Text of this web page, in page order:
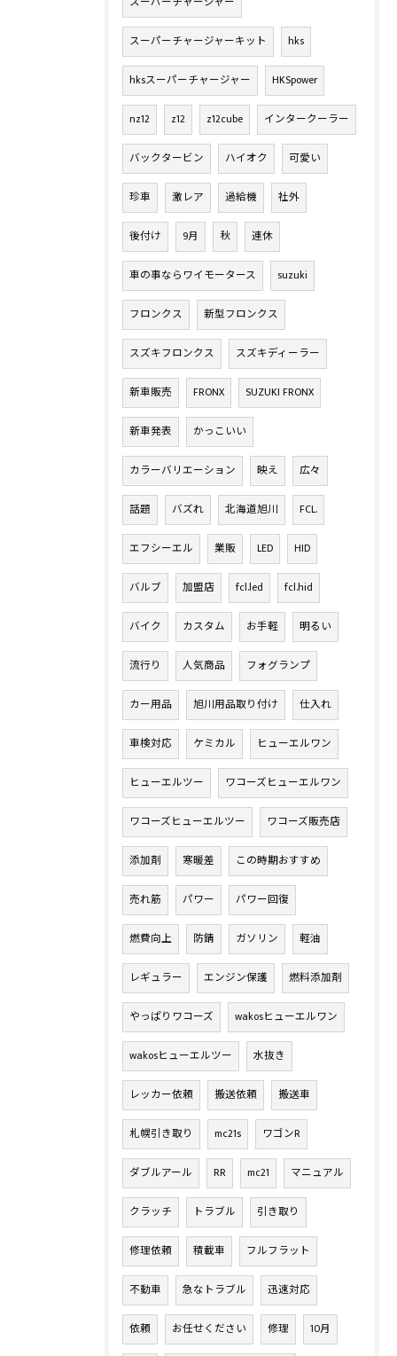
スーパーチャージャーキット hks
hksスーパーチャージャー HKSpower
nz12 z12 z12cube インタークーラー
バックタービン ハイオク 可愛い
珍車 激レア 過給機 社外
後付け 9月 秋 連休
車の事ならワイモータース suzuki
フロンクス 新型フロンクス
スズキフロンクス スズキディーラー
新車販売 FRONX SUZUKI FRONX
新車発表 かっこいい
カラーバリエーション 映え 広々
話題 バズれ 北海道旭川 FCL.
エフシーエル 業販 LED HID
バルブ 加盟店 fcl.led fcl.hid
バイク カスタム お手軽 明るい
流行り 人気商品 フォグランプ
カー用品 旭川用品取り付け 仕入れ
車検対応 ケミカル ヒューエルワン
ヒューエルツー ワコーズヒューエルワン
ワコーズヒューエルツー ワコーズ販売店
添加剤 寒暖差 この時期おすすめ
売れ筋 パワー パワー回復
燃費向上 防錆 ガソリン 軽油
レギュラー エンジン保護 燃料添加剤
やっぱりワコーズ wakosヒューエルワン
wakosヒューエルツー 水抜き
レッカー依頼 搬送依頼 搬送車
札幌引き取り mc21s ワゴンR
ダブルアール RR mc21 マニュアル
クラッチ トラブル 引き取り
修理依頼 積載車 フルフラット
不動車 急なトラブル 迅速対応
依頼 お任せください 修理 10月